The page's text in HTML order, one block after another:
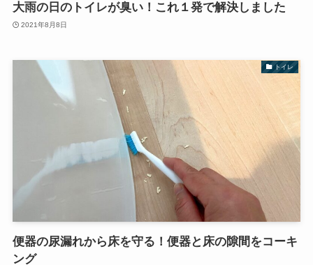
大雨の日のトイレが臭い！これ１発で解決しました
2021年8月8日
トイレ
便器の尿漏れから床を守る！便器と床の隙間をコーキ
ング